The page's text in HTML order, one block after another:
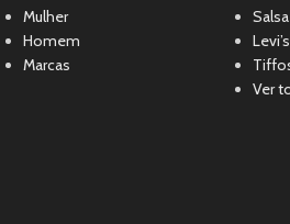
Mulher
Homem
Marcas
Salsa
Levi’s
Ver